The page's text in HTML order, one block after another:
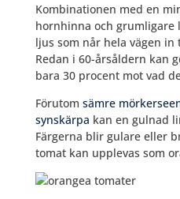
Kombinationen med en
hornhinna och grumligare
ljus som når hela vägen
Redan i 60-årsåldern kan
bara 30 procent mot vad
Förutom sämre
synskärpa kan en gulnad
Färgerna blir gulare eller
tomat kan upplevas som